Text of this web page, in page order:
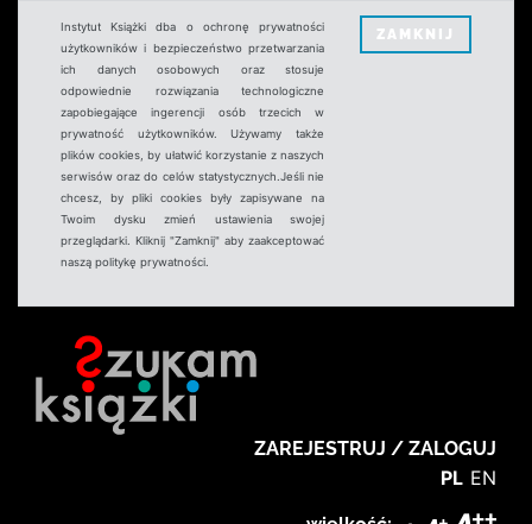
Instytut Książki dba o ochronę prywatności
użytkowników i bezpieczeństwo przetwarzania
ich danych osobowych oraz stosuje
odpowiednie rozwiązania technologiczne
zapobiegające ingerencji osób trzecich w
prywatność użytkowników. Używamy także
plików cookies, by ułatwić korzystanie z naszych
serwisów oraz do celów statystycznych.Jeśli nie
chcesz, by pliki cookies były zapisywane na
Twoim dysku zmień ustawienia swojej
przeglądarki. Kliknij "Zamknij" aby zaakceptować
naszą politykę prywatności.
ZAMKNIJ
ZAREJESTRUJ / ZALOGUJ
PL EN